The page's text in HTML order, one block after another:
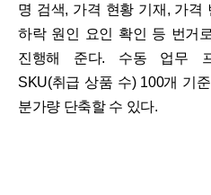
명 검색, 가격 현황 기재, 가격
하락 원인 요인 확인 등 번거
진행해 준다. 수동 업무 프
SKU(취급 상품 수) 100개 기
분가량 단축할 수 있다.